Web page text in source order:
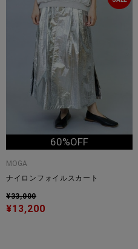
60%OFF
MOGA
ナイロンフォイルスカート
¥33,000
¥13,200